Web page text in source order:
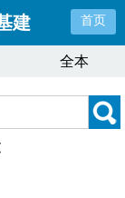
建 首页
全本